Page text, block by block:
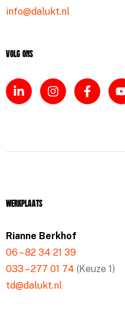
info@dalukt.nl
Volg ons
Werkplaats
Rianne Berkhof
06 – 82 34 21 39
033 – 277 01 74 (Keuze 1)
td@dalukt.nl